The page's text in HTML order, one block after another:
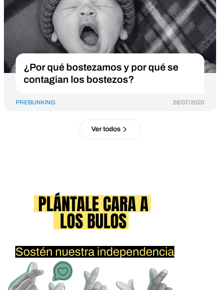
¿Por qué bostezamos y por qué se
contagian los bostezos?
PREBUNKING 28/07/2020
Ver todos